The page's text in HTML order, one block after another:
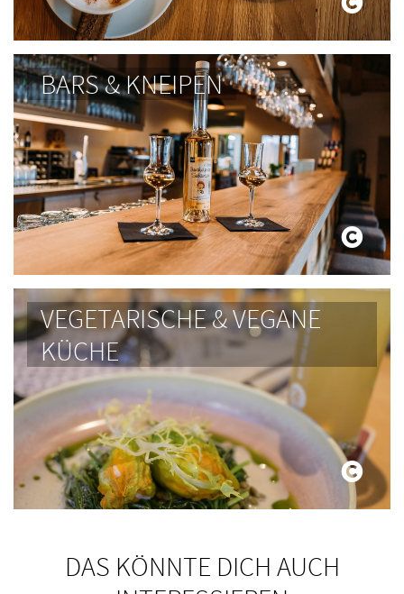
BARS & KNEIPEN
VEGETARISCHE & VEGANE
KÜCHE
DAS KÖNNTE DICH AUCH